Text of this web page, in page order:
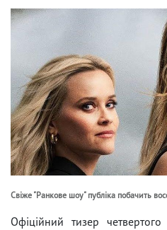
Свіже "Ранкове шоу" публіка побачить
Офіційний тизер